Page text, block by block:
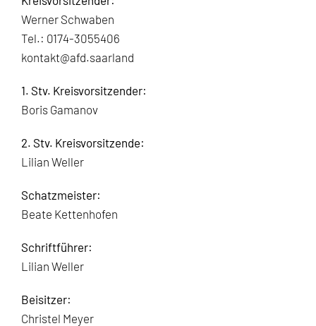
Werner Schwaben
Tel.: 0174-3055406
kontakt@afd.saarland
1. Stv. Kreisvorsitzender:
Boris Gamanov
2. Stv. Kreisvorsitzende:
Lilian Weller
Schatzmeister:
Beate Kettenhofen
Schriftführer:
Lilian Weller
Beisitzer:
Christel Meyer